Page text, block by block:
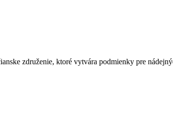
združenie, ktoré vytvára podmienky pre